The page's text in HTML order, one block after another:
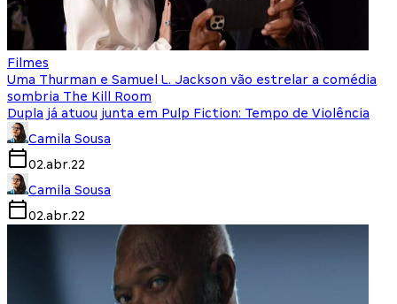
Filmes
Uma Thurman e Samuel L. Jackson vão estrelar a comédia
sombria The Kill Room
Dupla já atuou junta em Pulp Fiction: Tempo de Violência
Camila Sousa
02.abr.22
Camila Sousa
02.abr.22